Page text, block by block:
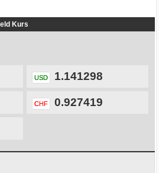
Kurs
USD 1.141298
CHF 0.927419